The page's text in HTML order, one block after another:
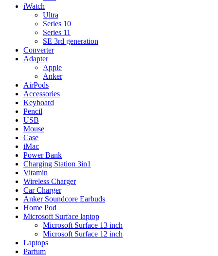
iWatch
Ultra
Series 10
Series 11
SE 3rd generation
Converter
Adapter
Apple
Anker
AirPods
Accessories
Keyboard
Pencil
USB
Mouse
Case
iMac
Power Bank
Charging Station 3in1
Vitamin
Wireless Charger
Car Charger
Anker Soundcore Earbuds
Home Pod
Microsoft Surface laptop
Microsoft Surface 13 inch
Microsoft Surface 12 inch
Laptops
Parfum